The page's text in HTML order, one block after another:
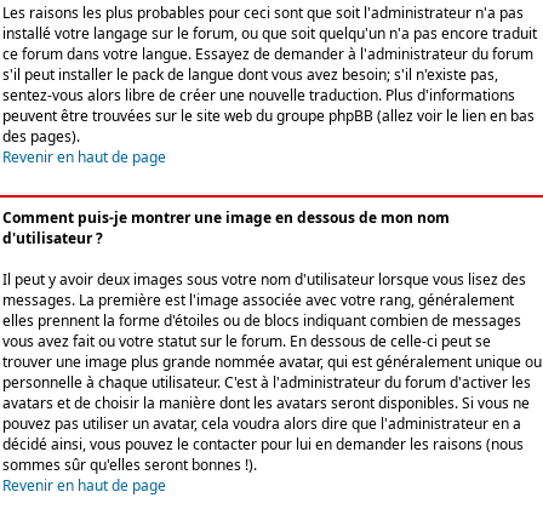
Les raisons les plus probables pour ceci sont que soit l'administrateur n'a pas
installé votre langage sur le forum, ou que soit quelqu'un n'a pas encore traduit
ce forum dans votre langue. Essayez de demander à l'administrateur du forum
s'il peut installer le pack de langue dont vous avez besoin; s'il n'existe pas,
sentez-vous alors libre de créer une nouvelle traduction. Plus d'informations
peuvent être trouvées sur le site web du groupe phpBB (allez voir le lien en bas
des pages).
Revenir en haut de page
Comment puis-je montrer une image en dessous de mon nom
d'utilisateur ?
Il peut y avoir deux images sous votre nom d'utilisateur lorsque vous lisez des
messages. La première est l'image associée avec votre rang, généralement
elles prennent la forme d'étoiles ou de blocs indiquant combien de messages
vous avez fait ou votre statut sur le forum. En dessous de celle-ci peut se
trouver une image plus grande nommée avatar, qui est généralement unique ou
personnelle à chaque utilisateur. C'est à l'administrateur du forum d'activer les
avatars et de choisir la manière dont les avatars seront disponibles. Si vous ne
pouvez pas utiliser un avatar, cela voudra alors dire que l'administrateur en a
décidé ainsi, vous pouvez le contacter pour lui en demander les raisons (nous
sommes sûr qu'elles seront bonnes !).
Revenir en haut de page